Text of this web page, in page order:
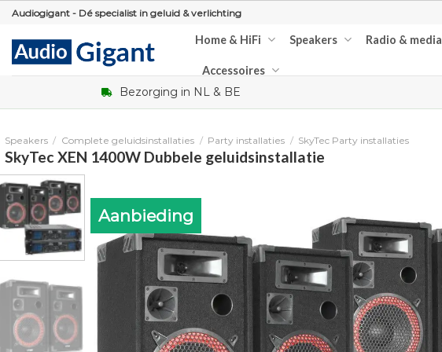
Skip
content
Audiogigant - Dé specialist in geluid & verlichting
Home & HiFi Speakers Radio & media
Accessoires
Bezorging in NL & BE
Speakers / Complete geluidsinstallaties / Party installaties / SkyTec Party installaties
SkyTec XEN 1400W Dubbele geluidsinstallatie
Aanbieding